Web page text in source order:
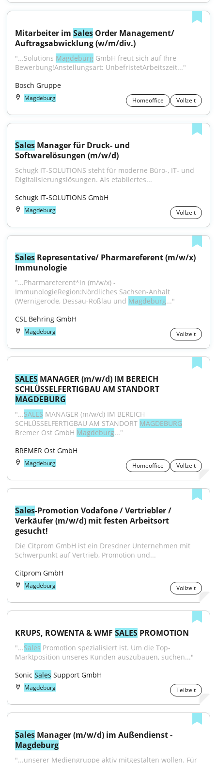
Mitarbeiter im Sales Order Management/
Auftragsabwicklung (w/m/div.)
"...Solutions Magdeburg GmbH freut sich auf Ihre
Bewerbung!Anstellungsart: UnbefristetArbeitszeit..."
Bosch Gruppe
Magdeburg Homeoffice Vollzeit
Sales Manager für Druck- und
Softwarelösungen (m/w/d)
Schugk IT-SOLUTIONS steht für moderne Büro-, IT- und
Digitalisierungslösungen. Als etabliertes...
Schugk IT-SOLUTIONS GmbH
Magdeburg Vollzeit
Sales Representative/ Pharmareferent (m/w/x)
Immunologie
"...Pharmareferent*in (m/w/x) -
ImmunologieRegion:Nördliches Sachsen-Anhalt
(Wernigerode, Dessau-Roßlau und Magdeburg..."
CSL Behring GmbH
Magdeburg Vollzeit
SALES MANAGER (m/w/d) IM BEREICH
MAGDEBURG
"...SALES MANAGER (m/w/d) IM BEREICH
SCHLÜSSELFERTIGBAU AM STANDORT MAGDEBURG
Bremer Ost GmbH Magdeburg..."
BREMER Ost GmbH
Magdeburg Homeoffice Vollzeit
Sales-Promotion Vodafone / Vertriebler /
Verkäufer (m/w/d) mit festen Arbeitsort
gesucht!
Die Citprom GmbH ist ein Dresdner Unternehmen mit
Schwerpunkt auf Vertrieb, Promotion und...
Citprom GmbH
Magdeburg Vollzeit
KRUPS, ROWENTA & WMF SALES PROMOTION
"...Sales Promotion spezialisiert ist. Um die Top-
Marktposition unseres Kunden auszubauen, suchen..."
Sonic Sales Support GmbH
Magdeburg Teilzeit
Sales
Magdeburg
"...unserer Mediengruppe aktiv mitgestalten wollen. Für